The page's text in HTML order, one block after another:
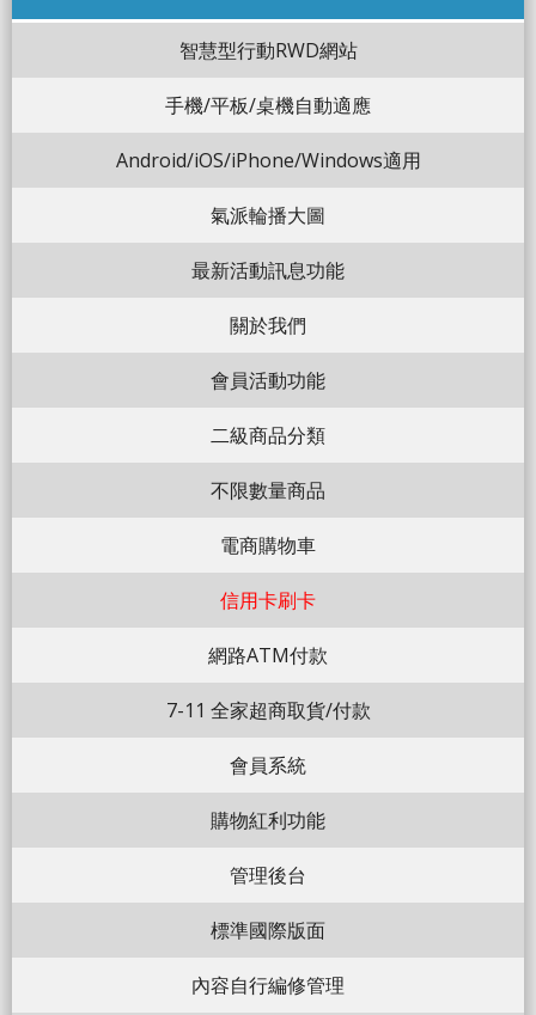
智慧型行動RWD網站
手機/平板/桌機自動適應
Android/iOS/iPhone/Windows適用
氣派輪播大圖
最新活動訊息功能
關於我們
會員活動功能
二級商品分類
不限數量商品
電商購物車
信用卡刷卡
網路ATM付款
7-11 全家超商取貨/付款
會員系統
購物紅利功能
管理後台
標準國際版面
內容自行編修管理